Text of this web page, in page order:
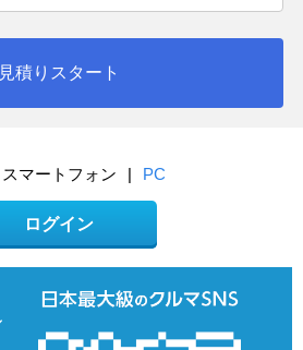
見積りスタート
スマートフォン | PC
ログイン